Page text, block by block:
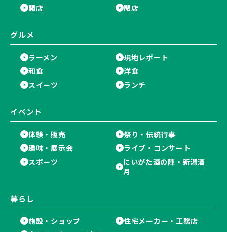
開店 閉店
グルメ
ラーメン
現地レポート
和食
洋食
スイーツ
ランチ
イベント
体験・販売
祭り・伝統行事
趣味・展示会
ライブ・コンサート
スポーツ
にいがた酒の陣・新潟酒
月
暮らし
施設・ショップ
住宅メーカー・工務店